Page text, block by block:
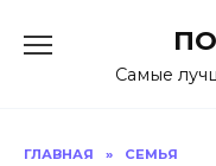
содержаниюСамые
ГЛАВНАЯ » СЕМЬЯ